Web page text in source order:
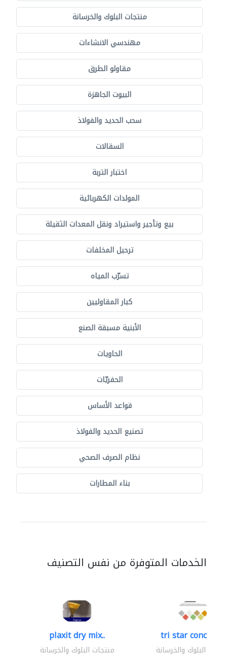
منتجات البلوك والخرسانة
مهندسي الانشاءات
مقاولو الطرق
البيوت الجاهزة
سحب الحديد والفولاذ
السقالات
اختبار التربة
المولدات الكهربائية
بيع وتأجير واستيراد ونقل المعدات الثقيلة
ترحيل المخلفات
تسرّب المياه
كبار المقاوليين
الأبنية مسبقة الصنع
الحاويات
الحفريّات
قواعد الأساس
تصنيع الحديد والفولاذ
نظام الصرف الصحي
بناء المطارات
الخدمات المتوفرة من نفس التصنيف
plaxit dry mix..
منتجات البلوك والخرسانة
tri star concrete..
البلوك والخرسانة